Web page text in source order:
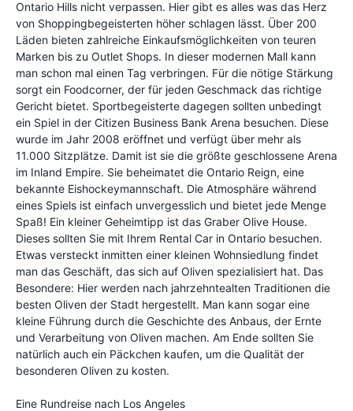
Ontario Hills nicht verpassen. Hier gibt es alles was das Herz
von Shoppingbegeisterten höher schlagen lässt. Über 200
Läden bieten zahlreiche Einkaufsmöglichkeiten von teuren
Marken bis zu Outlet Shops. In dieser modernen Mall kann
man schon mal einen Tag verbringen. Für die nötige Stärkung
sorgt ein Foodcorner, der für jeden Geschmack das richtige
Gericht bietet. Sportbegeisterte dagegen sollten unbedingt
ein Spiel in der Citizen Business Bank Arena besuchen. Diese
wurde im Jahr 2008 eröffnet und verfügt über mehr als
11.000 Sitzplätze. Damit ist sie die größte geschlossene Arena
im Inland Empire. Sie beheimatet die Ontario Reign, eine
bekannte Eishockeymannschaft. Die Atmosphäre während
eines Spiels ist einfach unvergesslich und bietet jede Menge
Spaß! Ein kleiner Geheimtipp ist das Graber Olive House.
Dieses sollten Sie mit Ihrem Rental Car in Ontario besuchen.
Etwas versteckt inmitten einer kleinen Wohnsiedlung findet
man das Geschäft, das sich auf Oliven spezialisiert hat. Das
Besondere: Hier werden nach jahrzehntealten Traditionen die
besten Oliven der Stadt hergestellt. Man kann sogar eine
kleine Führung durch die Geschichte des Anbaus, der Ernte
und Verarbeitung von Oliven machen. Am Ende sollten Sie
natürlich auch ein Päckchen kaufen, um die Qualität der
besonderen Oliven zu kosten.
Eine Rundreise nach Los Angeles